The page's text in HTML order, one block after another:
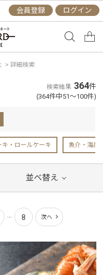
会員登録 ログイン
> 詳細検索
検索結果 364件
(364件中51～100件)
キ・ロールケーキ 魚介・海産
並べ替え
8 次へ